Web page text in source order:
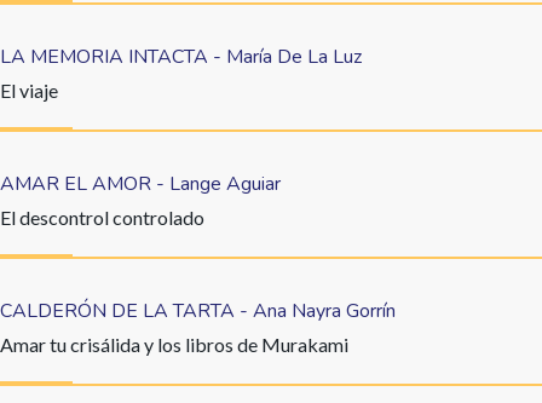
LA MEMORIA INTACTA - María De La Luz
El viaje
AMAR EL AMOR - Lange Aguiar
El descontrol controlado
CALDERÓN DE LA TARTA - Ana Nayra Gorrín
Amar tu crisálida y los libros de Murakami